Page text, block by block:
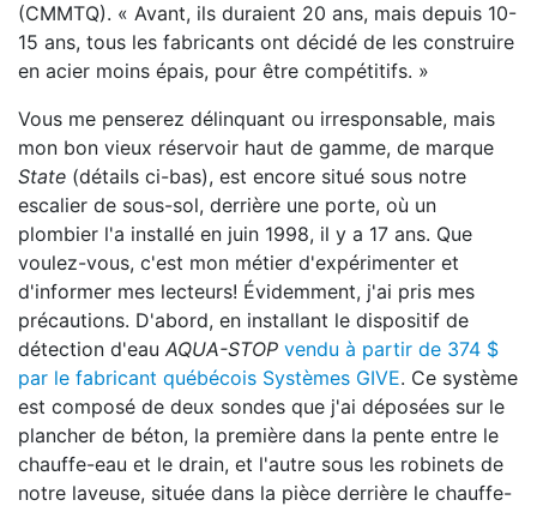
(CMMTQ). « Avant, ils duraient 20 ans, mais depuis 10-
15 ans, tous les fabricants ont décidé de les construire
en acier moins épais, pour être compétitifs. »
Vous me penserez délinquant ou irresponsable, mais
mon bon vieux réservoir haut de gamme, de marque
State (détails ci-bas), est encore situé sous notre
escalier de sous-sol, derrière une porte, où un
plombier l'a installé en juin 1998, il y a 17 ans. Que
voulez-vous, c'est mon métier d'expérimenter et
d'informer mes lecteurs! Évidemment, j'ai pris mes
précautions. D'abord, en installant le dispositif de
détection d'eau AQUA-STOP vendu à partir de 374 $
par le fabricant québécois Systèmes GIVE. Ce système
est composé de deux sondes que j'ai déposées sur le
plancher de béton, la première dans la pente entre le
chauffe-eau et le drain, et l'autre sous les robinets de
notre laveuse, située dans la pièce derrière le chauffe-